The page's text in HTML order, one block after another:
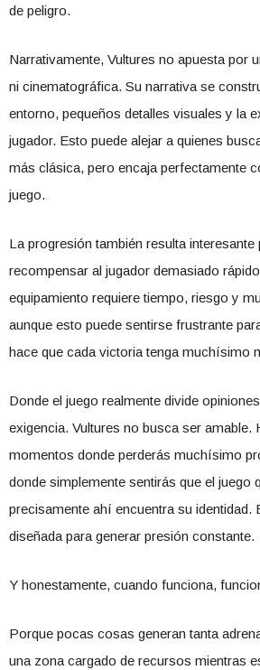
de peligro.
Narrativamente, Vultures no apuesta por
ni cinematográfica. Su narrativa se
entorno, pequeños detalles visuales y la
jugador. Esto puede alejar a quienes
más clásica, pero encaja perfectamente
juego.
La progresión también resulta interesante
recompensar al jugador demasiado
equipamiento requiere tiempo, riesgo y
aunque esto puede sentirse frustrante
hace que cada victoria tenga muchísimo
Donde el juego realmente divide
exigencia. Vultures no busca ser amable.
momentos donde perderás muchísimo
donde simplemente sentirás que el juego
precisamente ahí encuentra su identidad.
diseñada para generar presión constante.
Y honestamente, cuando funciona,
Porque pocas cosas generan tanta
una zona cargado de recursos mientras